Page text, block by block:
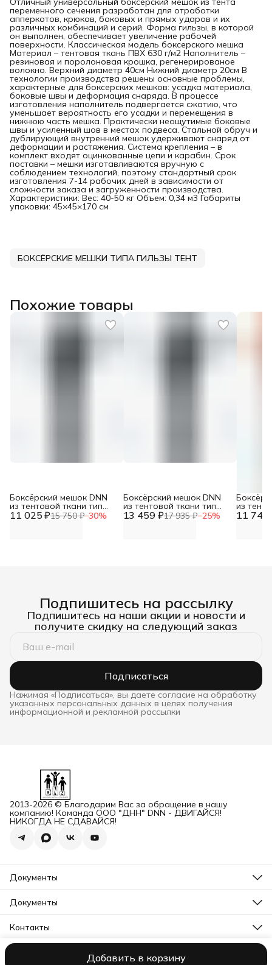
Добавить в корзину
переменного сечения разработан для отработки
апперкотов, крюков, боковых и прямых ударов и их
различных комбинаций и серий. Форма гильзы, в которой
он выполнен, обеспечивает увеличение рабочей
поверхности. Классическая модель боксерского мешка
Материал – тентовая ткань ПВХ 630 г/м2 Наполнитель –
резиновая и поролоновая крошка, регенерированое
волокно. Верхний диаметр 40см Нижний диаметр 20см В
технологии производства решены основные проблемы,
характерные для боксерских мешков: усадка материала,
боковые швы и деформация снаряда. В процессе
изготовления наполнитель подвергается сжатию, что
уменьшает вероятность его усадки и перемещения в
нижнюю часть мешка. Практически неощутимые боковые
швы и усиленный шов в местах подвеса. Стальной обруч и
дублирующий внутренний мешок удерживают снаряд от
деформации и растяжения. Система крепления – в
комплект входят оцинкованные цепи и карабин. Срок
поставки – мешки изготавливаются вручную с
соблюдением технологий, поэтому стандартный срок
изготовления 7-14 рабочих дней в зависимости от
сложности заказа и загруженности производства.
Характеристики: Вес: 40-50 кг Объем: 0,34 м3 Габариты
упаковки: 45×45×170 см
БОКСЁРСКИЕ МЕШКИ ТИПА ГИЛЬЗЫ ТЕНТ
Похожие товары
11 025 ₽15 750 ₽−30%
Боксёрский мешок DNN
из тентовой ткани тип
Силуэт трёхсекционный 13 459 ₽17 935 ₽−25%
Боксёрский мешок DNN
из тентовой ткани тип
Гильза (МБТГ-14: диаметр 11 742
из
Гильза
Подпишитесь на рассылку
Подпишитесь на наши акции и новости и
получите скидку на следующий заказ
Подписаться
Нажимая «Подписаться», вы даете согласие на обработку
указанных персональных данных в целях получения
информационной и рекламной рассылки
2013-2026 © Благодарим Вас за обращение в нашу
компанию! Команда ООО "ДНН" DNN - ДВИГАЙСЯ!
НИКОГДА НЕ СДАВАЙСЯ!
Документы
ОГРН
Карточка ООО ДННСПОРТ
Сертификат соответствия
Карточка ООО ДНН
Документы
Прайс ДНН 12-2025
Свидетельство на товарный знак
Отказное письмо DNN
Заявление на возврат товара физ лицо
Заявление на возврат товара юр лицо
Контакты
Адрес
КонтактыПолитика конфиденциальности